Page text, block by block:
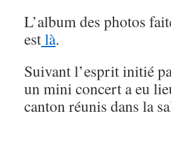
L’album des photos
estlà.
Suivant l’esprit initié
un mini concert a eu
canton réunis dans la